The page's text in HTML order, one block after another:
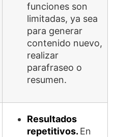
funciones son
limitadas, ya sea
para generar
contenido nuevo,
realizar
parafraseo o
resumen.
Resultados
repetitivos. En